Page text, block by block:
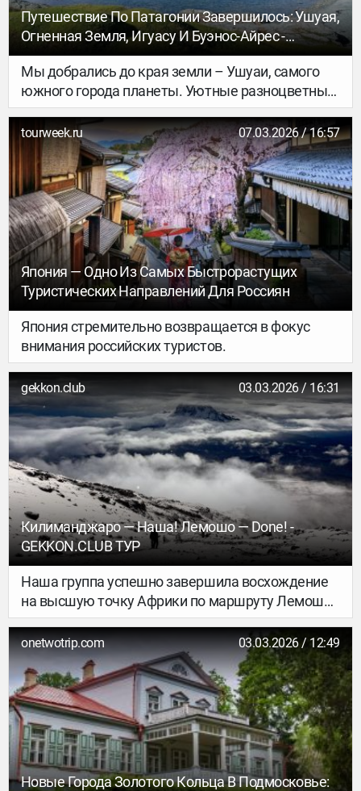
Путешествие По Патагонии Завершилось: Ушуая,
Огненная Земля, Игуасу И Буэнос-Айрес -
GEKKON.CLUB ТУР
Мы добрались до края земли – Ушуаи, самого
южного города планеты. Уютные разноцветные
домики, солёный ветер с пролива Бигль,
нависающие над городом горы, а дальше только
Антарктида. На корабле мы вышли к островам,
где живут колонии магеллановых пингвинов.
После – прогулялись по Огненной Земле.
tourweek.ru 07.03.2026 / 16:57
Япония — Одно Из Самых Быстрорастущих
Туристических Направлений Для Россиян
Япония стремительно возвращается в фокус
внимания российских туристов.
gekkon.club 03.03.2026 / 16:31
Килиманджаро — Наша! Лемошо — Done! -
GEKKON.CLUB ТУР
Наша группа успешно завершила восхождение
на высшую точку Африки по маршруту Лемошо
— и это был настоящий бой с африканской
погодой!
onetwotrip.com 03.03.2026 / 12:49
Новые Города Золотого Кольца В Подмосковье: